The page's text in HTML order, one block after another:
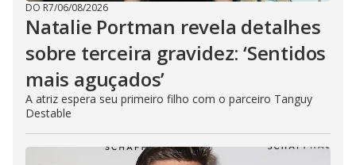
DO R7/06/08/2026
Natalie Portman revela detalhes
sobre terceira gravidez: ‘Sentidos
mais aguçados’
A atriz espera seu primeiro filho com o parceiro Tanguy
Destable